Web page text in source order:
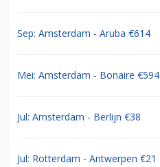
Sep: Amsterdam - Aruba €614
Mei: Amsterdam - Bonaire €594
Jul: Amsterdam - Berlijn €38
Jul: Rotterdam - Antwerpen €21